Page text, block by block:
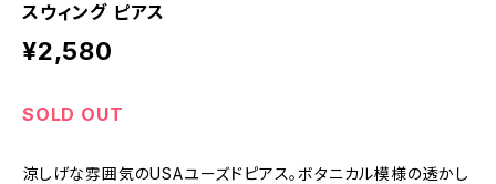
スウィング ピアス
¥2,580
SOLD OUT
涼しげな雰囲気のUSAユーズドピアス。ボタニカル模様の透かし